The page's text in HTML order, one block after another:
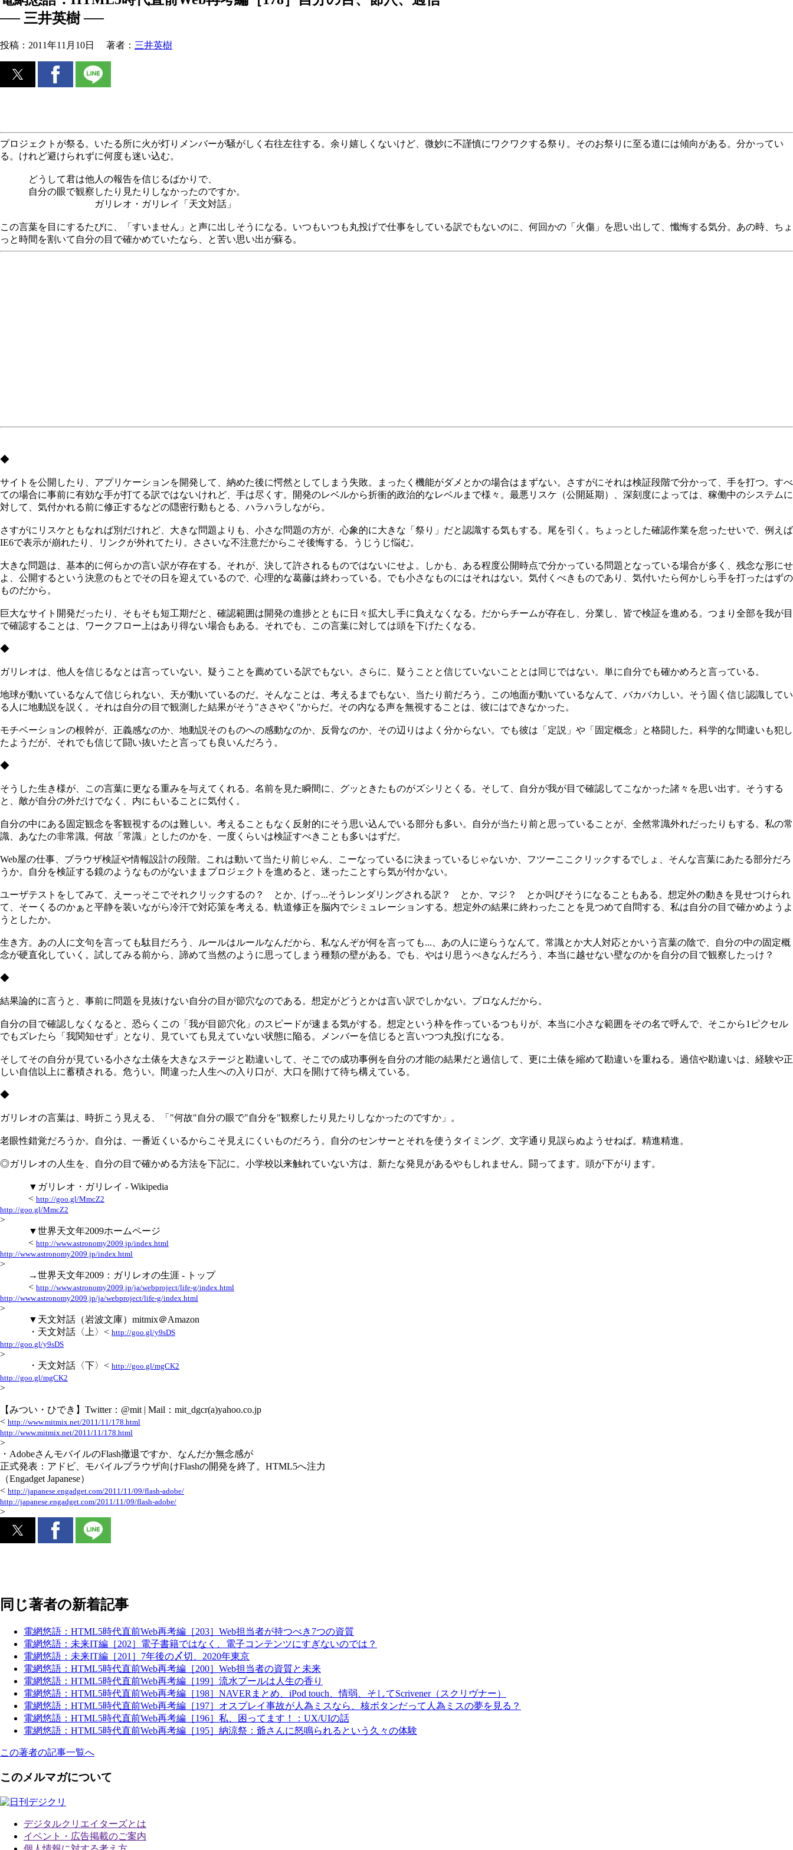
── 三井英樹 ──
投稿： 2011年11月10日 著者： 三井英樹
プロジェクトが祭る。いたる所に火が灯りメンバーが騒がしく右往左往する。余り嬉しくないけど、微妙に不謹慎にワクワクする祭り。そのお祭りに至る道には傾向がある。分かってい
る。けれど避けられずに何度も迷い込む。
どうして君は他人の報告を信じるばかりで、
自分の眼で観察したり見たりしなかったのですか。
ガリレオ・ガリレイ「天文対話」
この言葉を目にするたびに、「すいません」と声に出しそうになる。いつもいつも丸投げで仕事をしている訳でもないのに、何回かの「火傷」を思い出して、懺悔する気分。あの時、ちょ
っと時間を割いて自分の目で確かめていたなら、と苦い思い出が蘇る。
◆
サイトを公開したり、アプリケーションを開発して、納めた後に愕然としてしまう失敗。まったく機能がダメとかの場合はまずない。さすがにそれは検証段階で分かって、手を打つ。すべ
ての場合に事前に有効な手が打てる訳ではないけれど、手は尽くす。開発のレベルから折衝的政治的なレベルまで様々。最悪リスケ（公開延期）、深刻度によっては、稼働中のシステムに
対して、気付かれる前に修正するなどの隠密行動もとる、ハラハラしながら。
さすがにリスケともなれば別だけれど、大きな問題よりも、小さな問題の方が、心象的に大きな「祭り」だと認識する気もする。尾を引く。ちょっとした確認作業を怠ったせいで、例えば
IE6で表示が崩れたり、リンクが外れてたり。ささいな不注意だからこそ後悔する。うじうじ悩む。
大きな問題は、基本的に何らかの言い訳が存在する。それが、決して許されるものではないにせよ。しかも、ある程度公開時点で分かっている問題となっている場合が多く、残念な形にせ
よ、公開するという決意のもとでその日を迎えているので、心理的な葛藤は終わっている。でも小さなものにはそれはない。気付くべきものであり、気付いたら何かしら手を打ったはずの
ものだから。
巨大なサイト開発だったり、そもそも短工期だと、確認範囲は開発の進捗とともに日々拡大し手に負えなくなる。だからチームが存在し、分業し、皆で検証を進める。つまり全部を我が目
で確認することは、ワークフロー上はあり得ない場合もある。それでも、この言葉に対しては頭を下げたくなる。
◆
ガリレオは、他人を信じるなとは言っていない。疑うことを薦めている訳でもない。さらに、疑うことと信じていないこととは同じではない。単に自分でも確かめろと言っている。
地球が動いているなんて信じられない、天が動いているのだ。そんなことは、考えるまでもない、当たり前だろう。この地面が動いているなんて、バカバカしい。そう固く信じ認識してい
る人に地動説を説く。それは自分の目で観測した結果がそう"ささやく"からだ。その内なる声を無視することは、彼にはできなかった。
モチベーションの根幹が、正義感なのか、地動説そのものへの感動なのか、反骨なのか、その辺りはよく分からない。でも彼は「定説」や「固定概念」と格闘した。科学的な間違いも犯し
たようだが、それでも信じて闘い抜いたと言っても良いんだろう。
◆
そうした生き様が、この言葉に更なる重みを与えてくれる。名前を見た瞬間に、グッときたものがズシリとくる。そして、自分が我が目で確認してこなかった諸々を思い出す。そうする
と、敵が自分の外だけでなく、内にもいることに気付く。
自分の中にある固定観念を客観視するのは難しい。考えることもなく反射的にそう思い込んでいる部分も多い。自分が当たり前と思っていることが、全然常識外れだったりもする。私の常
識、あなたの非常識。何故「常識」としたのかを、一度くらいは検証すべきことも多いはずだ。
Web屋の仕事、ブラウザ検証や情報設計の段階。これは動いて当たり前じゃん、こーなっているに決まっているじゃないか、フツーここクリックするでしょ、そんな言葉にあたる部分だろ
うか。自分を検証する鏡のようなものがないままプロジェクトを進めると、迷ったことすら気が付かない。
ユーザテストをしてみて、えーっそこでそれクリックするの？ とか、げっ...そうレンダリングされる訳？ とか、マジ？ とか叫びそうになることもある。想定外の動きを見せつけられ
て、そーくるのかぁと平静を装いながら冷汗で対応策を考える。軌道修正を脳内でシミュレーションする。想定外の結果に終わったことを見つめて自問する、私は自分の目で確かめようよ
うとしたか。
生き方。あの人に文句を言っても駄目だろう、ルールはルールなんだから、私なんぞが何を言っても...、あの人に逆らうなんて。常識とか大人対応とかいう言葉の陰で、自分の中の固定概
念が硬直化していく。試してみる前から、諦めて当然のように思ってしまう種類の壁がある。でも、やはり思うべきなんだろう、本当に越せない壁なのかを自分の目で観察したっけ？
◆
結果論的に言うと、事前に問題を見抜けない自分の目が節穴なのである。想定がどうとかは言い訳でしかない。プロなんだから。
自分の目で確認しなくなると、恐らくこの「我が目節穴化」のスピードが速まる気がする。想定という枠を作っているつもりが、本当に小さな範囲をその名で呼んで、そこから1ピクセル
でもズレたら「我関知せず」となり、見ていても見えていない状態に陥る。メンバーを信じると言いつつ丸投げになる。
そしてその自分が見ている小さな土俵を大きなステージと勘違いして、そこでの成功事例を自分の才能の結果だと過信して、更に土俵を縮めて勘違いを重ねる。過信や勘違いは、経験や正
しい自信以上に蓄積される。危うい。間違った人生への入り口が、大口を開けて待ち構えている。
◆
ガリレオの言葉は、時折こう見える、「"何故"自分の眼で"自分を"観察したり見たりしなかったのですか」。
老眼性錯覚だろうか。自分は、一番近くいるからこそ見えにくいものだろう。自分のセンサーとそれを使うタイミング、文字通り見誤らぬようせねば。精進精進。
◎ガリレオの人生を、自分の目で確かめる方法を下記に。小学校以来触れていない方は、新たな発見があるやもしれません。闘ってます。頭が下がります。
▼ガリレオ・ガリレイ - Wikipedia
< http://goo.gl/MmcZ2
http://goo.gl/MmcZ2
>
▼世界天文年2009ホームページ
< http://www.astronomy2009.jp/index.html
http://www.astronomy2009.jp/index.html
>
→世界天文年2009：ガリレオの生涯 - トップ
< http://www.astronomy2009.jp/ja/webproject/life-g/index.html
http://www.astronomy2009.jp/ja/webproject/life-g/index.html
>
▼天文対話（岩波文庫）mitmix＠Amazon
・天文対話〈上〉< http://goo.gl/y9sDS
http://goo.gl/y9sDS
>
・天文対話〈下〉< http://goo.gl/mgCK2
http://goo.gl/mgCK2
>
【みつい・ひでき】Twitter：@mit | Mail：mit_dgcr(a)yahoo.co.jp
< http://www.mitmix.net/2011/11/178.html
http://www.mitmix.net/2011/11/178.html
>
・AdobeさんモバイルのFlash撤退ですか、なんだか無念感が
正式発表：アドビ、モバイルブラウザ向けFlashの開発を終了。HTML5へ注力
（Engadget Japanese）
< http://japanese.engadget.com/2011/11/09/flash-adobe/
http://japanese.engadget.com/2011/11/09/flash-adobe/
>
同じ著者の新着記事
電網悠語：HTML5時代直前Web再考編［203］Web担当者が持つべき7つの資質
電網悠語：未来IT編［202］電子書籍ではなく、電子コンテンツにすぎないのでは？
電網悠語：未来IT編［201］7年後の〆切、2020年東京
電網悠語：HTML5時代直前Web再考編［200］Web担当者の資質と未来
電網悠語：HTML5時代直前Web再考編［199］流水プールは人生の香り
電網悠語：HTML5時代直前Web再考編［198］NAVERまとめ、iPod touch、情弱、そしてScrivener（スクリヴナー）
電網悠語：HTML5時代直前Web再考編［197］オスプレイ事故が人為ミスなら、核ボタンだって人為ミスの夢を見る？
電網悠語：HTML5時代直前Web再考編［196］私、困ってます！：UX/UIの話
電網悠語：HTML5時代直前Web再考編［195］納涼祭：爺さんに怒鳴られるという久々の体験
この著者の記事一覧へ
このメルマガについて
デジタルクリエイターズとは
イベント・広告掲載のご案内